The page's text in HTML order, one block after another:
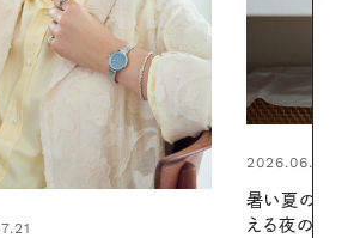
爽やかご褒美ケア
2026.06.01
真夏に向け
やりジェルと